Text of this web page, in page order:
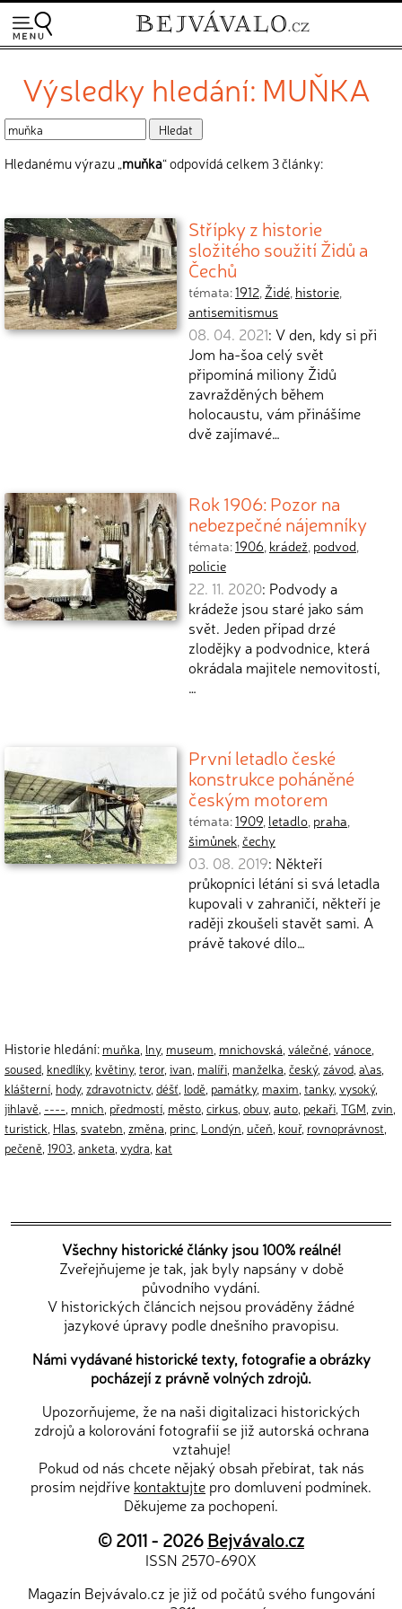
Výsledky hledání: MUŇKA
Hledanému výrazu „muňka“ odpovídá celkem 3 články:
Střípky z historie
složitého soužití Židů a
Čechů
témata:1912, Židé, historie,
antisemitismus
08. 04. 2021: V den, kdy si při
Jom ha-šoa celý svět
připomíná miliony Židů
zavražděných během
holocaustu, vám přinášíme
dvě zajímavé…
Rok 1906: Pozor na
nebezpečné nájemníky
témata:1906, krádež, podvod,
policie
22. 11. 2020: Podvody a
krádeže jsou staré jako sám
svět. Jeden případ drzé
zlodějky a podvodnice, která
okrádala majitele nemovitostí,
…
První letadlo české
konstrukce poháněné
českým motorem
témata:1909, letadlo, praha,
šimůnek,čechy
03. 08. 2019: Někteří
průkopníci létání si svá letadla
kupovali v zahraničí, někteří je
raději zkoušeli stavět sami. A
právě takové dílo…
Historie hledání: muňka lny, museum mnichovská válečné vánoce
soused knedlíky, květiny, teror, ivan malíři manželka český, závod a\as
klášterní hody, zdravotnictv, déšť lodě památky, maxim tanky, vysoký,
jihlavě ---- mnich předmostí město cirkus obuv, auto pekaři TGM zvin
turistick Hlas svatebn změna princ Londýn učeň kouř, rovnoprávnost
pečeně 1903 anketa vydra kat
Všechny historické články jsou 100% reálné!
Zveřejňujeme je tak, jak byly napsány v době
původního vydání.
V historických článcích nejsou prováděny žádné
jazykové úpravy podle dnešního pravopisu.
Námi vydávané historické texty, fotografie a obrázky
pocházejí z právně volných zdrojů.
Upozorňujeme, že na naši digitalizaci historických
zdrojů a kolorování fotografií se již autorská ochrana
vztahuje!
Pokud od nás chcete nějaký obsah přebírat, tak nás
prosím nejdříve kontaktujte pro domluvení podmínek.
Děkujeme za pochopení.
© 2011 - 2026Bejvávalo.cz
ISSN 2570-690X
Magazín Bejvávalo.cz je již od počátů svého fungování